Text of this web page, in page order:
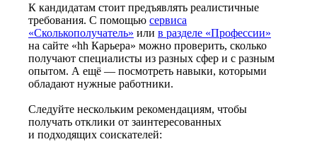
К кандидатам стоит предъявлять реалистичные
требования. С помощью сервиса
«Сколькополучатель» или в разделе «Профессии»
на сайте «hh Карьера» можно проверить, сколько
получают специалисты из разных сфер и с разным
опытом. А ещё — посмотреть навыки, которыми
обладают нужные работники.
Следуйте нескольким рекомендациям, чтобы
получать отклики от заинтересованных
и подходящих соискателей: